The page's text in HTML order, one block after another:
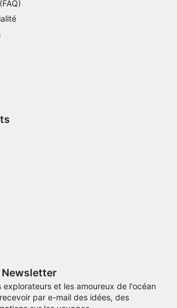
Newsletter
explorateurs et les amoureux de l'océan
par e-mail des idées, des
explicitement
liées à l'IAB :